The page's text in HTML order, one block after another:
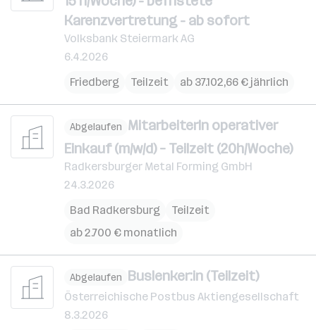
Karenzvertretung - ab sofort
Volksbank Steiermark AG
6.4.2026
Friedberg
Teilzeit ab 37.102,66 € jährlich
Abgelaufen MitarbeiterIn operativer
Einkauf (m/w/d) – Teilzeit (20h/Woche)
Radkersburger Metal Forming GmbH
24.3.2026
Bad Radkersburg
Teilzeit
ab 2.700 € monatlich
Abgelaufen Buslenker:in (Teilzeit)
Österreichische Postbus Aktiengesellschaft
8.3.2026